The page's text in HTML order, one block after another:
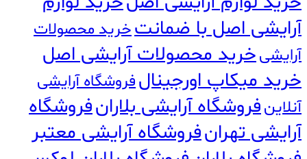
آرایشی اصل با ضمانتخرید محصولات
آرایشیخرید محصولات آرایشی اصل
خرید میکاپ اورجینالفروشگاه آرایشی
آنلاینفروشگاه آرایشی بلارانفروشگاه
آرایشی تهرانفروشگاه آرایشی معتبر